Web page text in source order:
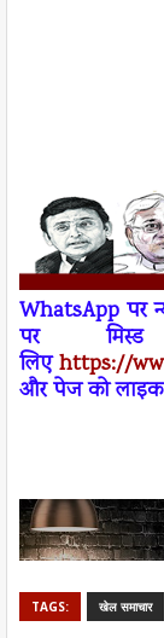
WhatsApp पर
पर
लिए https://
और पेज को
TAGS: खेल समाचार